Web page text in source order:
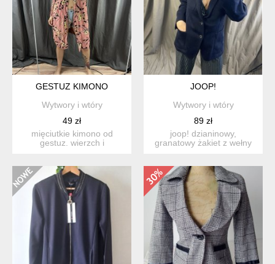
GESTUZ KIMONO
Wytwory i wtóry
49 zł
mięciutkie kimono od
gestuz. wierzch i
JOOP!
Wytwory i wtóry
89 zł
joop! dzianinowy,
granatowy żakiet z wełny